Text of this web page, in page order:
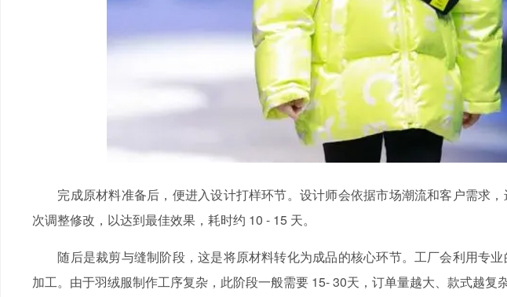
完成原材料准备后，便进入设计打样环节。设计师会依据市场潮流和客户需求，
次调整修改，以达到最佳效果，耗时约 10 - 15 天。
随后是裁剪与缝制阶段，这是将原材料转化为成品的核心环节。工厂会利用专
加工。由于羽绒服制作工序复杂，此阶段一般需要 15- 30天，订单量越大、款式越复